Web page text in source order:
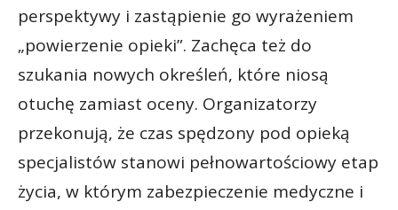
perspektywy i zastąpienie go wyrażeniem
„powierzenie opieki”. Zachęca też do
szukania nowych określeń, które niosą
otuchę zamiast oceny. Organizatorzy
przekonują, że czas spędzony pod opieką
specjalistów stanowi pełnowartościowy etap
życia, w którym zabezpieczenie medyczne i